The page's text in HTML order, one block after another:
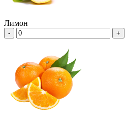
Лимон
- +